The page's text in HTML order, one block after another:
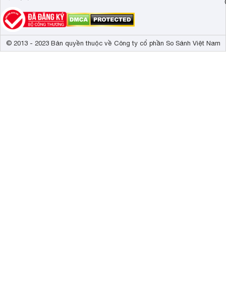
© 2013 - 2023 Bản quyền thuộc về Công ty cổ phần So Sánh Việt Nam